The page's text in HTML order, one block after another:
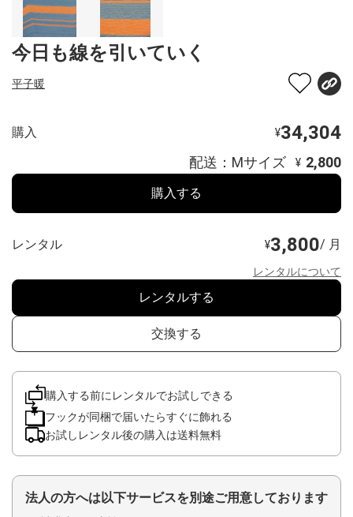
今日も線を引いていく
平子暖
購入 ¥34,304
配送：Mサイズ ¥ 2,800
購入する
レンタル ¥3,800/ 月
レンタルについて
レンタルする
交換する
購入する前にレンタルでお試しできる
フックが同梱で届いたらすぐに飾れる
お試しレンタル後の購入は送料無料
法人の方へは以下サービスを別途ご用意しております